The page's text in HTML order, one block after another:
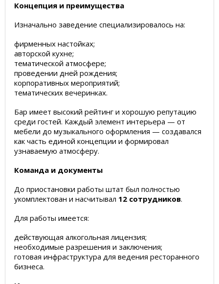
Концепция и преимущества
Изначально заведение специализировалось на:
фирменных настойках;
авторской кухне;
тематической атмосфере;
проведении дней рождения;
корпоративных мероприятий;
тематических вечеринках.
Бар имеет высокий рейтинг и хорошую репутацию
среди гостей. Каждый элемент интерьера — от
мебели до музыкального оформления — создавался
как часть единой концепции и формировал
узнаваемую атмосферу.
Команда и документы
До приостановки работы штат был полностью
укомплектован и насчитывал 12 сотрудников.
Для работы имеется:
действующая алкогольная лицензия;
необходимые разрешения и заключения;
готовая инфраструктура для ведения ресторанного
бизнеса.